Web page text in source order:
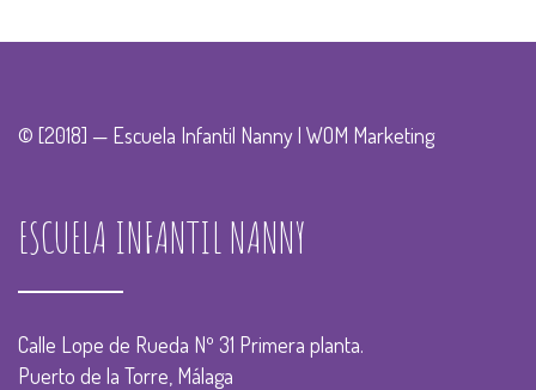
© [2018] — Escuela Infantil Nanny | WOM Marketing
ESCUELA INFANTIL NANNY
Calle Lope de Rueda Nº 31 Primera planta.
Puerto de la Torre, Málaga